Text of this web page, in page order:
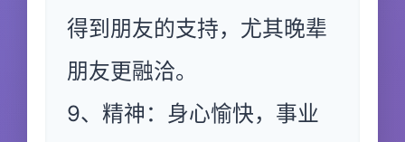
得到朋友的支持，尤其晚辈
朋友更融洽。
9、精神：身心愉快，事业